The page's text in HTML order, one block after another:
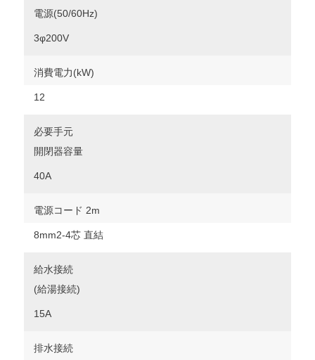
電源(50/60Hz)
3φ200V
消費電力(kW)
12
必要手元
開閉器容量
40A
電源コード 2m
8mm2-4芯 直結
給水接続
(給湯接続)
15A
排水接続